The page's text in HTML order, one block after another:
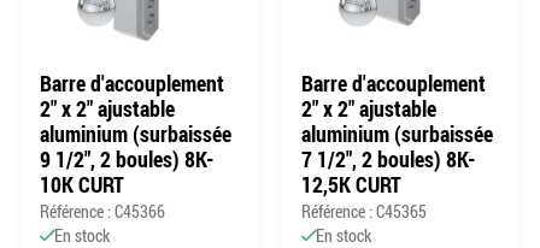
Barre d'accouplement
2" x 2" ajustable
aluminium (surbaissée
9 1/2", 2 boules) 8K-
10K CURT
Référence : C45366
En stock
Barre d'accouplement
2" x 2" ajustable
aluminium (surbaissée
7 1/2", 2 boules) 8K-
12,5K CURT
Référence : C45365
En stock